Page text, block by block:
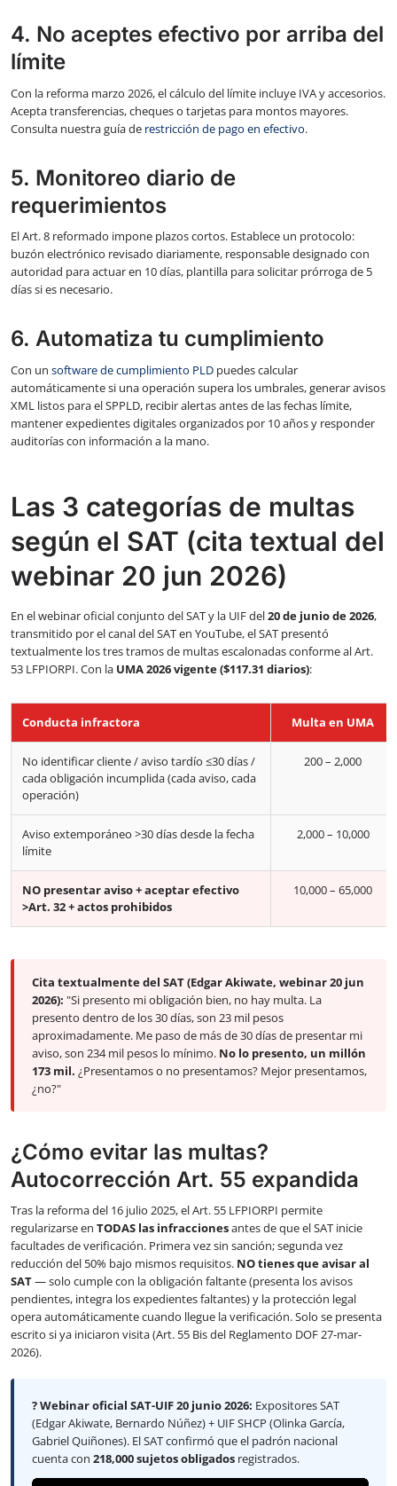
4. No aceptes efectivo por arriba del
límite
Con la reforma marzo 2026, el cálculo del límite incluye IVA y accesorios.
Acepta transferencias, cheques o tarjetas para montos mayores.
Consulta nuestra guía de restricción de pago en efectivo.
5. Monitoreo diario de
requerimientos
El Art. 8 reformado impone plazos cortos. Establece un protocolo:
buzón electrónico revisado diariamente, responsable designado con
autoridad para actuar en 10 días, plantilla para solicitar prórroga de 5
días si es necesario.
6. Automatiza tu cumplimiento
Con un software de cumplimiento PLD puedes calcular
automáticamente si una operación supera los umbrales, generar avisos
XML listos para el SPPLD, recibir alertas antes de las fechas límite,
mantener expedientes digitales organizados por 10 años y responder
auditorías con información a la mano.
Las 3 categorías de multas
según el SAT (cita textual del
webinar 20 jun 2026)
En el webinar oficial conjunto del SAT y la UIF del20 de junio de 2026,
transmitido por el canal del SAT en YouTube, el SAT presentó
textualmente los tres tramos de multas escalonadas conforme al Art.
53 LFPIORPI. Con la UMA 2026 vigente ($117.31 diarios):
Conducta infractora Multa en UMA
No identificar cliente / aviso tardío ≤30 días /
cada obligación incumplida (cada aviso, cada
operación)
200 – 2,000
Aviso extemporáneo >30 días desde la fecha
límite
2,000 – 10,000
NO presentar aviso + aceptar efectivo
>Art. 32 + actos prohibidos
10,000 – 65,000
Cita textualmente del SAT (Edgar Akiwate, webinar 20 jun
2026): "Si presento mi obligación bien, no hay multa. La
presento dentro de los 30 días, son 23 mil pesos
aproximadamente. Me paso de más de 30 días de presentar mi
aviso, son 234 mil pesos lo mínimo. No lo presento, un millón
173 mil. ¿Presentamos o no presentamos? Mejor presentamos,
¿no?"
¿Cómo evitar las multas?
Autocorrección Art. 55 expandida
Tras la reforma del 16 julio 2025, el Art. 55 LFPIORPI permite
regularizarse en TODAS las infraccionesantes de que el SAT inicie
facultades de verificación. Primera vez sin sanción; segunda vez
reducción del 50% bajo mismos requisitos. NO tienes que avisar al
SAT— solo cumple con la obligación faltante (presenta los avisos
pendientes, integra los expedientes faltantes) y la protección legal
opera automáticamente cuando llegue la verificación. Solo se presenta
escrito si ya iniciaron visita (Art. 55 Bis del Reglamento DOF 27-mar-
2026).
? Webinar oficial SAT-UIF 20 junio 2026: Expositores SAT
(Edgar Akiwate, Bernardo Núñez) + UIF SHCP (Olinka García,
Gabriel Quiñones). El SAT confirmó que el padrón nacional
cuenta con 218,000 sujetos obligados registrados.